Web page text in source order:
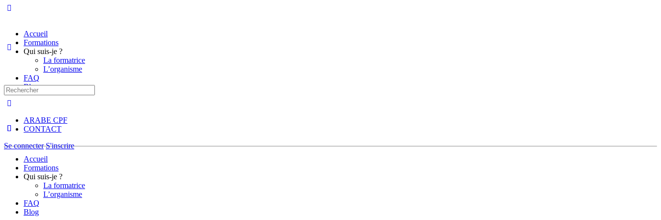
Accueil
Formations
Qui suis-je ?
La formatrice
L’organisme
FAQ
Blog
ARABE CPF
CONTACT
Se connecter S'inscrire
Recherche
pour:
Accueil
Formations
Qui suis-je ?
La formatrice
L’organisme
FAQ
Blog